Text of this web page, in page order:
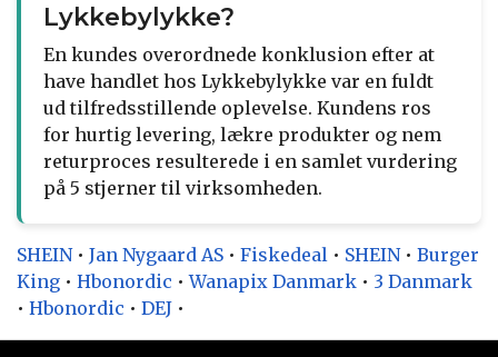
Lykkebylykke?
En kundes overordnede konklusion efter at
have handlet hos Lykkebylykke var en fuldt
ud tilfredsstillende oplevelse. Kundens ros
for hurtig levering, lækre produkter og nem
returproces resulterede i en samlet vurdering
på 5 stjerner til virksomheden.
SHEIN• Jan Nygaard AS • Fiskedeal • SHEIN• Burger
King • Hbonordic •Wanapix Danmark • 3 Danmark
• Hbonordic • DEJ •